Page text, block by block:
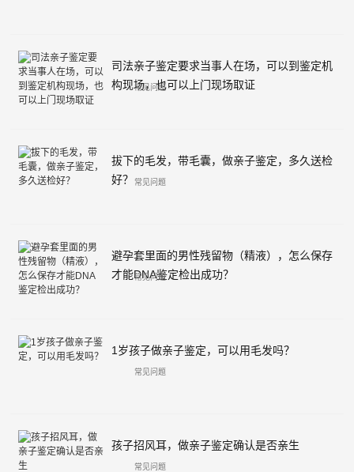
司法亲子鉴定要求当事人在场，可以到鉴定机
构现场，也可以上门现场取证
常见问题
拔下的毛发，带毛囊，做亲子鉴定，多久送检
好？
常见问题
避孕套里面的男性残留物（精液），怎么保存
才能DNA鉴定检出成功？
常见问题
1岁孩子做亲子鉴定，可以用毛发吗？
常见问题
孩子招风耳，做亲子鉴定确认是否亲生
常见问题